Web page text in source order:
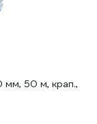
мм, 50 м, крап.,